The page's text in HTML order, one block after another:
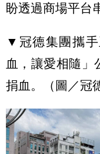
盼透過商場平台
▼冠德集團攜
血，讓愛相隨」
捐血。（圖／冠